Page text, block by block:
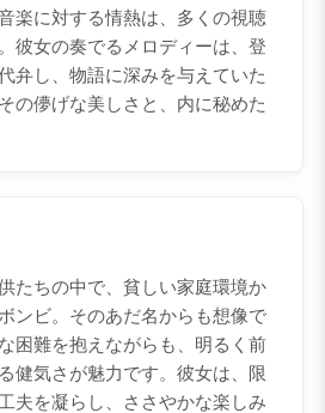
楽に対する情熱は、多くの視聴
彼女の奏でるメロディーは、登
弁し、物語に深みを与えていた
の儚げな美しさと、内に秘めた
たちの中で、貧しい家庭環境か
ンビ。そのあだ名からも想像で
困難を抱えながらも、明るく前
健気さが魅力です。彼女は、限
夫を凝らし、ささやかな楽しみ